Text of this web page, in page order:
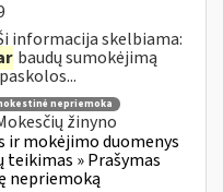
informacija skelbiama:
baudų sumokėjimą
nepriemoka
žinyno
ir mokėjimo duomenys
teikimas » Prašymas
nepriemoką